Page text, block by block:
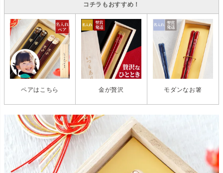
コチラもおすすめ！
ペアはこちら 金が贅沢 モダンなお箸